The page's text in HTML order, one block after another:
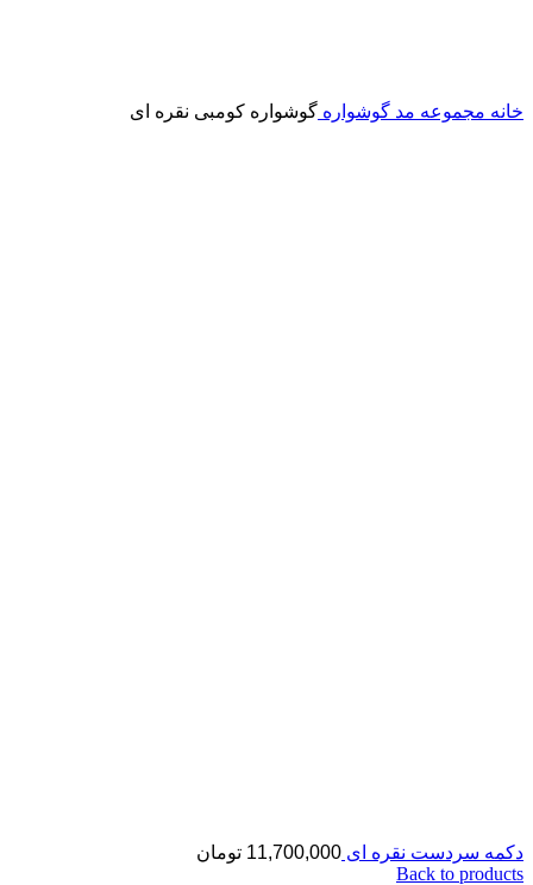
خانه مجموعه مد گوشواره گوشواره کومبی نقره ای
دکمه سردست نقره ای 11,700,000 تومان
Back to products